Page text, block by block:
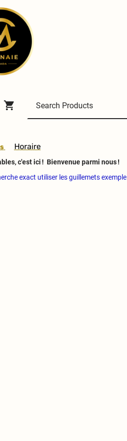
Horaire
c'est ici ! Bienvenue parmi nous !
exact utiliser les guillemets exemple